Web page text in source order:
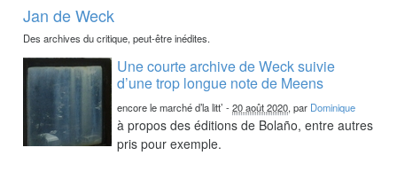
Jan de Weck
Des archives du critique, peut-être inédites.
Une courte archive de Weck suivie
d’une trop longue note de Meens
encore le marché d’la litt’ -20 août 2020, par Dominique
à propos des éditions de Bolaño, entre autres
pris pour exemple.